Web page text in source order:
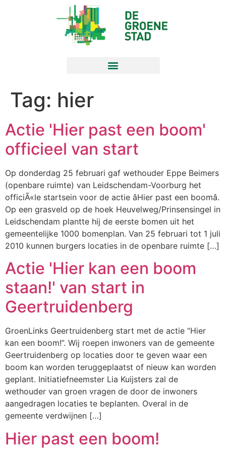
Tag: hier
Actie 'Hier past een boom'
officieel van start
Op donderdag 25 februari gaf wethouder Eppe Beimers
(openbare ruimte) van Leidschendam-Voorburg het
officiÃ«le startsein voor de actie âHier past een boomâ.
Op een grasveld op de hoek Heuvelweg/Prinsensingel in
Leidschendam plantte hij de eerste bomen uit het
gemeentelijke 1000 bomenplan. Van 25 februari tot 1 juli
2010 kunnen burgers locaties in de openbare ruimte […]
Actie 'Hier kan een boom
staan!' van start in
Geertruidenberg
GroenLinks Geertruidenberg start met de actie “Hier
kan een boom!”. Wij roepen inwoners van de gemeente
Geertruidenberg op locaties door te geven waar een
boom kan worden teruggeplaatst of nieuw kan worden
geplant. Initiatiefneemster Lia Kuijsters zal de
wethouder van groen vragen de door de inwoners
aangedragen locaties te beplanten. Overal in de
gemeente verdwijnen […]
Hier past een boom!